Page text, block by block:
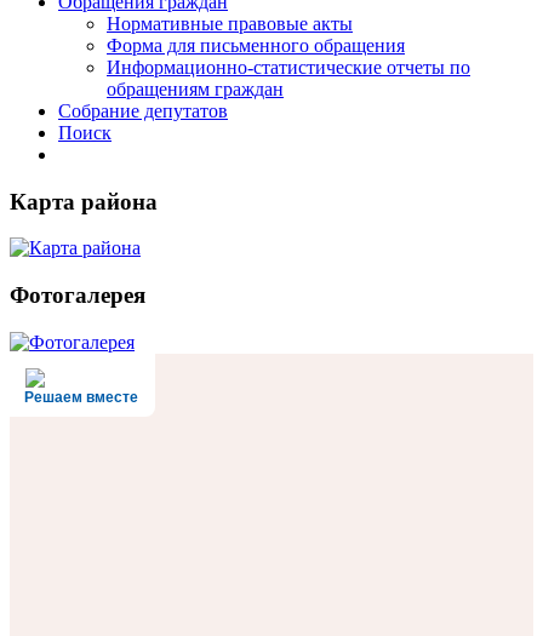
Нормативные правовые акты
Форма для письменного обращения
Информационно-статистические отчеты по
обращениям граждан
Собрание депутатов
Поиск
Карта района
Фотогалерея
Решаем вместе